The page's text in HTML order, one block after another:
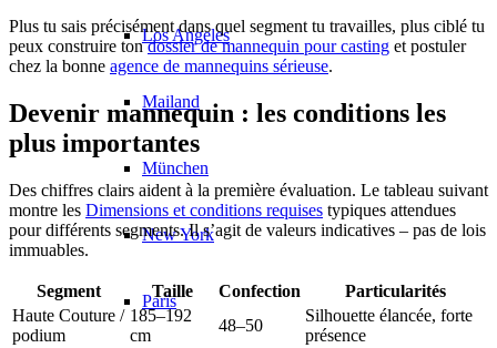
Los Angeles
Mailand
München
New York
Paris
Plus tu sais précisément dans quel segment tu travailles, plus ciblé tu
peux construire tondossier de mannequin pour casting et postuler
chez la bonne agence de mannequins sérieuse.
Devenir mannequin : les conditions les
plus importantes
Des chiffres clairs aident à la première évaluation. Le tableau suivant
montre les Dimensions et conditions requises typiques attendues
pour différents segments. Il s’agit de valeurs indicatives – pas de lois
immuables.
Segment Taille Confection
Particularités
Haute Couture /
podium
185–192
cm
48–50
Silhouette élancée, forte
présence